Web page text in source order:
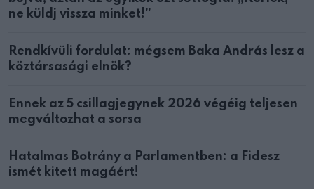
ne küldj vissza minket!”
Rendkívüli fordulat: mégsem Baka András lesz a
köztársasági elnök?
Ennek az 5 csillagjegynek 2026 végéig teljesen
megváltozhat a sorsa
Hatalmas Botrány a Parlamentben: a Fidesz
ismét kitett magáért!